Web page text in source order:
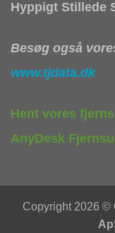
Hyppigt Stillede
Besøg også
www.tjdata.dk
Hent vores
AnyDesk
Copyright 2026 ©